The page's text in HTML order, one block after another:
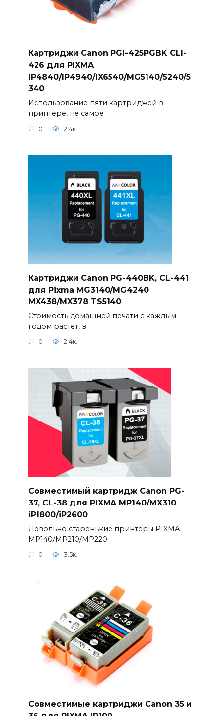
Картриджи Canon PGI-425PGBK CLI-
426 для PIXMA
IP4840/IP4940/IX6540/MG5140/5240/5
340
Использование пяти картриджей в
принтере, не самое
0 2.4к.
Картриджи Canon PG-440BK, CL-441
для Pixma MG3140/MG4240
MX438/MX378 TS5140
Стоимость домашней печати с каждым
годом растет, в
0 2.4к.
Совместимый картридж Canon PG-
37, CL-38 для PIXMA MP140/MX310
iP1800/iP2600
Довольно старенькие принтеры PIXMA
MP140/MP210/MP220
0 3.5к.
Совместимые картриджи Canon 35 и